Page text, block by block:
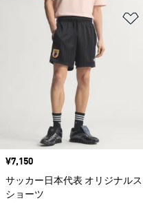
価格
¥7,150
サッカー日本代表 オリジナルス
ショーツ